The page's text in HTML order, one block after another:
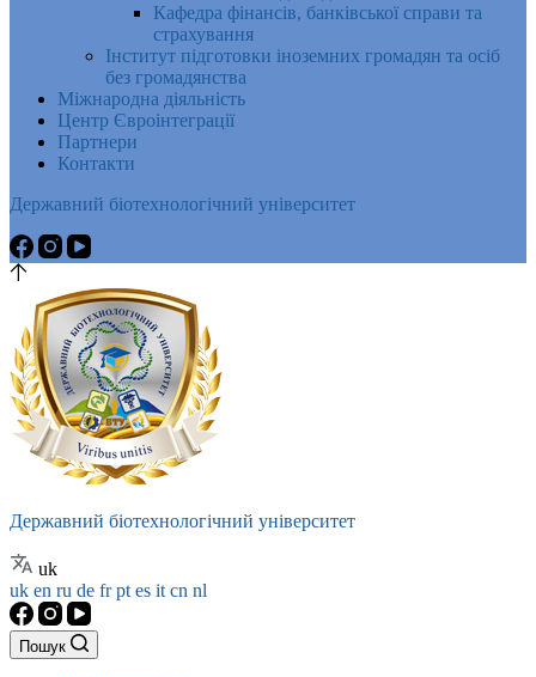
Кафедра фінансів, банківської справи та
страхування
Інститут підготовки іноземних громадян та осіб
без громадянства
Міжнародна діяльність
Центр Євроінтеграції
Партнери
Контакти
Державний біотехнологічний університет
Державний біотехнологічний університет
uk
uk en ru de frpt es it cn nl
Пошук